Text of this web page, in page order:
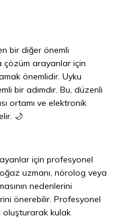
bir diğer önemli
çözüm arayanlar için
önemlidir. Uyku
bir adımdır. Bu, düzenli
ortamı ve elektronik
🌙
için profesyonel
uzmanı, nörolog veya
nedenlerini
önerebilir. Profesyonel
oluşturarak kulak